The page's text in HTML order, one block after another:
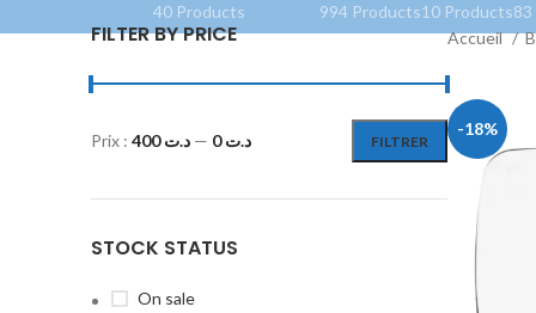
40 Products
994 Products10 Products
FILTER BY PRICE
FILTRER
Prix : د.ت 0 — د.ت 400
STOCK STATUS
On sale
Accueil
-18%